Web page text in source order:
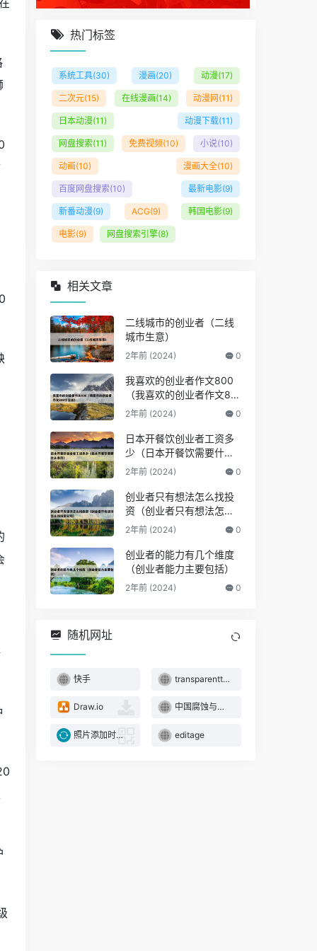
热门标签
系统工具(30) 漫画(20) 动漫(17)
二次元(15) 在线漫画(14) 动漫网 (11)
日本动漫(11) 动漫下载(11)
网盘搜索(11) 免费视频(10) 小说(10)
动画(10) 漫画大全(10)
百度网盘搜索(10) 最新电影(9)
新番动漫(9) ACG(9) 韩国电影(9)
电影(9) 网盘搜索引擎(8)
相关文章
二线城市的创业者（二线
城市生意）
2年前 (2024) 0
我喜欢的创业者作文800
（我喜欢的创业者作文80
0字左右）
2年前 (2024) 0
日本开餐饮创业者工资多
少（日本开餐饮需要什么
条件）
2年前 (2024) 0
创业者只有想法怎么找投
资（创业者只有想法怎么
找投资公司）
2年前 (2024) 0
创业者的能力有几个维度
（创业者能力主要包括）
2年前 (2024) 0
随机网址
快手 transparenttextures
Draw.io 中国腐蚀与防护网
照片添加时间和文字水印 editage